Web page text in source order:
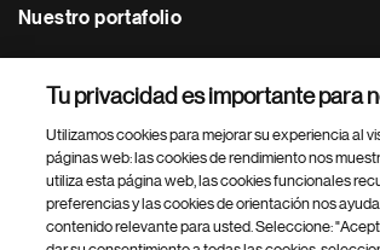
Nuestro portafolio
Footer Site Search
Tu privacidad es importante para
Utilizamos cookies para mejorar su experiencia al
páginas web: las cookies de rendimiento nos
utiliza esta página web, las cookies funcionales
preferencias y las cookies de orientación nos
contenido relevante para usted. Seleccione: